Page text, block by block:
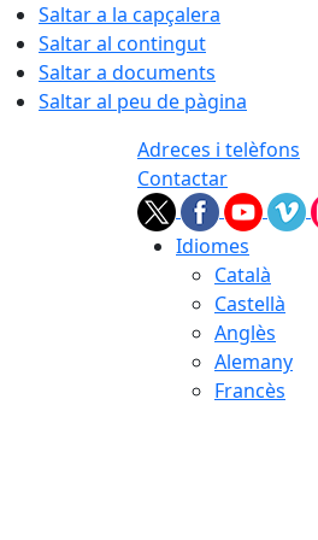
Saltar a la capçalera
Saltar al contingut
Saltar a documents
Saltar al peu de pàgina
Adreces i telèfons
Contactar
Idiomes
Català
Castellà
Anglès
Alemany
Francès